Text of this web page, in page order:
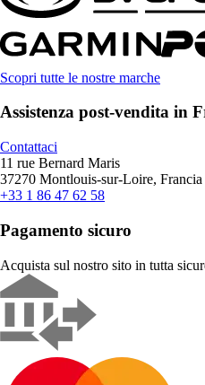
Scopri tutte le nostre marche
Assistenza post-vendita in
Contattaci
11 rue Bernard Maris
37270 Montlouis-sur-Loire, Francia
+33 1 86 47 62 58
Pagamento sicuro
Acquista sul nostro sito in tutta